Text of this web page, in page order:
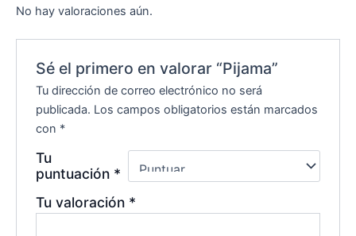
No hay valoraciones aún.
Sé el primero en valorar “Pijama”
Tu dirección de correo electrónico no será
publicada. Los campos obligatorios están marcados
con *
Tu
puntuación *
Tu valoración *